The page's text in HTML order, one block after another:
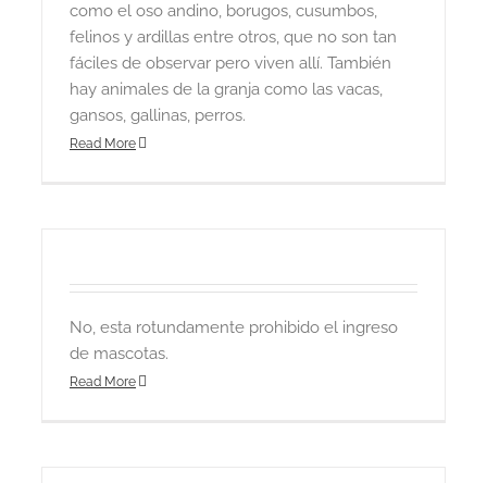
como el oso andino, borugos, cusumbos,
felinos y ardillas entre otros, que no son tan
fáciles de observar pero viven allí. También
hay animales de la granja como las vacas,
gansos, gallinas, perros.
Read More
No, esta rotundamente prohibido el ingreso
de mascotas.
Read More